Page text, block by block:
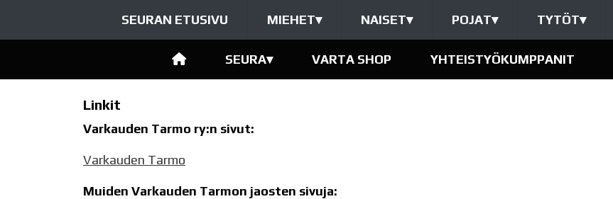
SEURAN ETUSIVU MIEHET▾ NAISET▾ POJAT▾ TYTÖT▾
SEURA▾ VARTA SHOP YHTEISTYÖKUMPPANIT
Linkit
Varkauden Tarmo ry:n sivut:
Varkauden Tarmo
Muiden Varkauden Tarmon jaosten sivuja: